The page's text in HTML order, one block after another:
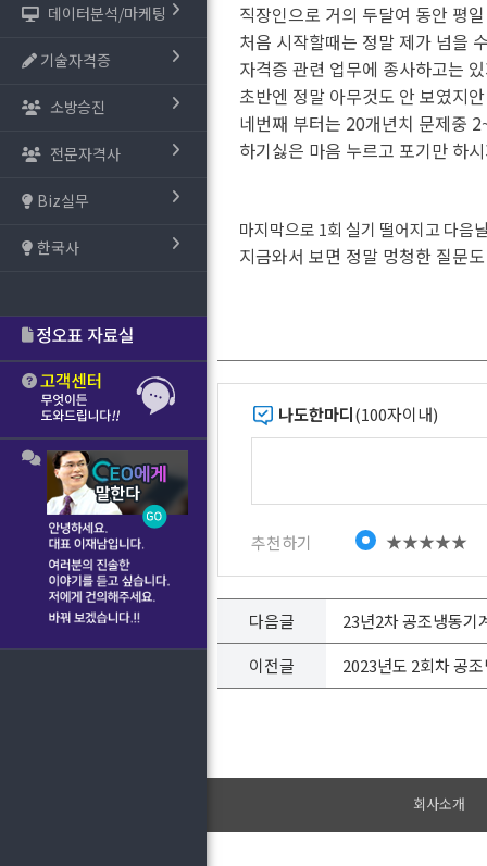
데이터분석/마케팅
기술자격증
소방승진
전문자격사
Biz실무
한국사
직장인으로 거의 두달여 동안 평
처음 시작할때는 정말 제가 넘을
자격증 관련 업무에 종사하고는
초반엔 정말 아무것도 안 보였지
네번째 부터는 20개년치 문제중
하기싫은 마음 누르고 포기만 하
마지막으로 1회 실기 떨어지고 다음
지금와서 보면 정말 멍청한 질문
나도한마디(100자이내)
추천하기 ★★★★★
다음글
23년2차 공조냉동기
이전글
2023년도 2회차 공
회사소개